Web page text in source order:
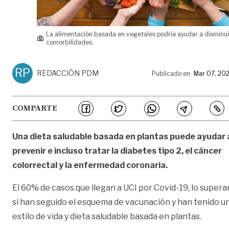
La alimentación basada en vegetales podría ayudar a
comorbilidades.
RP REDACCIÓN PDM Publicado en Mar 07,
COMPARTE
Una dieta saludable basada en plantas puede ayudar
prevenir e incluso tratar la diabetes tipo 2, el cáncer
colorrectal y la enfermedad coronaria.
El 60% de casos que llegan a UCI por Covid-19, lo
si han seguido el esquema de vacunación y han tenido
estilo de vida y dieta saludable basada en plantas.